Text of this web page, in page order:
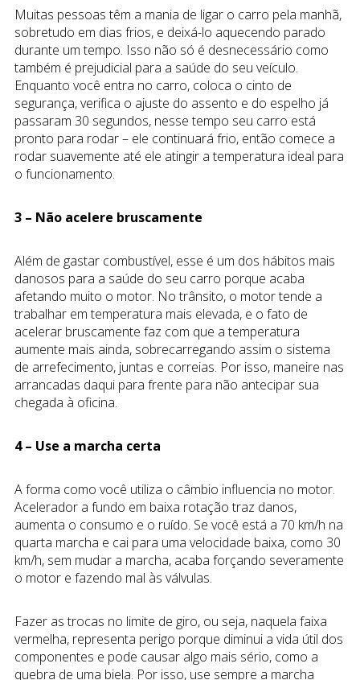
Muitas pessoas têm a mania de ligar o carro pela manhã,
sobretudo em dias frios, e deixá-lo aquecendo parado
durante um tempo. Isso não só é desnecessário como
também é prejudicial para a saúde do seu veículo.
Enquanto você entra no carro, coloca o cinto de
segurança, verifica o ajuste do assento e do espelho já
passaram 30 segundos, nesse tempo seu carro está
pronto para rodar – ele continuará frio, então comece a
rodar suavemente até ele atingir a temperatura ideal para
o funcionamento.
3 – Não acelere bruscamente
Além de gastar combustível, esse é um dos hábitos mais
danosos para a saúde do seu carro porque acaba
afetando muito o motor. No trânsito, o motor tende a
trabalhar em temperatura mais elevada, e o fato de
acelerar bruscamente faz com que a temperatura
aumente mais ainda, sobrecarregando assim o sistema
de arrefecimento, juntas e correias. Por isso, maneire nas
arrancadas daqui para frente para não antecipar sua
chegada à oficina.
4 – Use a marcha certa
A forma como você utiliza o câmbio influencia no motor.
Acelerador a fundo em baixa rotação traz danos,
aumenta o consumo e o ruído. Se você está a 70 km/h na
quarta marcha e cai para uma velocidade baixa, como 30
km/h, sem mudar a marcha, acaba forçando severamente
o motor e fazendo mal às válvulas.
Fazer as trocas no limite de giro, ou seja, naquela faixa
vermelha, representa perigo porque diminui a vida útil dos
componentes e pode causar algo mais sério, como a
quebra de uma biela. Por isso, use sempre a marcha